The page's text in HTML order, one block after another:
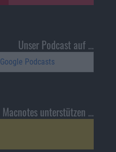
Unser Podcast auf …
Google Podcasts
Macnotes unterstützen …